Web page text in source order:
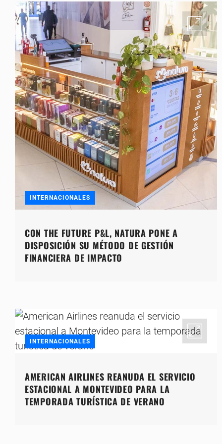
INTERNACIONALES
CON THE FUTURE P&L, NATURA PONE A
DISPOSICIÓN SU MÉTODO DE GESTIÓN
FINANCIERA DE IMPACTO
INTERNACIONALES
AMERICAN AIRLINES REANUDA EL SERVICIO
ESTACIONAL A MONTEVIDEO PARA LA
TEMPORADA TURÍSTICA DE VERANO